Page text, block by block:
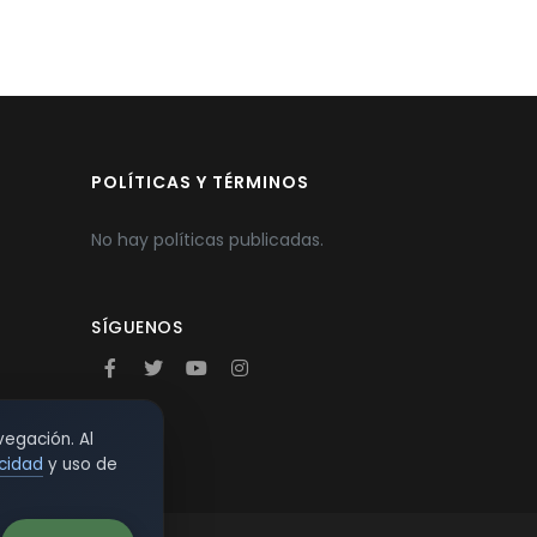
POLÍTICAS Y TÉRMINOS
No hay políticas publicadas.
SÍGUENOS
Al
y uso de